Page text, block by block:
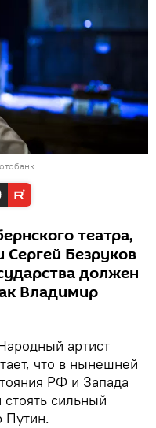
театра,
Безруков
должен
Владимир
артист
что в нынешней
РФ и Запада
стоять сильный
Путин.